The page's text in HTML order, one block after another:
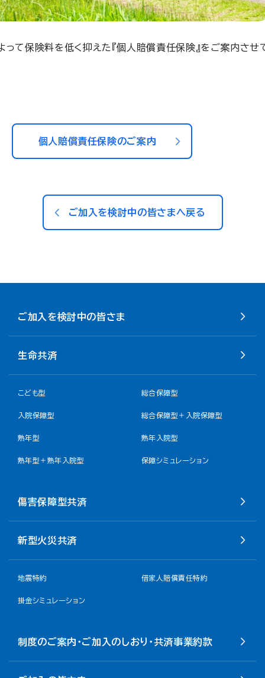
て保険料を低く抑えた『個人賠償責任保険』をご案内させ
個人賠償責任保険のご案内
ご加入を検討中の皆さまへ戻る
ご加入を検討中の皆さま
生命共済
こども型 総合保障型
入院保障型 総合保障型＋入院保障型
熟年型 熟年入院型
熟年型＋熟年入院型 保障シミュレーション
傷害保障型共済
新型火災共済
地震特約 借家人賠償責任特約
掛金シミュレーション
制度のご案内・ご加入のしおり・共済事業約款